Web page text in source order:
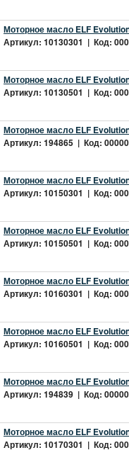
Моторное масло ELF
Артикул: 10130301 | Код:
Моторное масло ELF
Артикул: 10130501 | Код:
Моторное масло ELF
Артикул: 194865 | Код:
Моторное масло ELF
Артикул: 10150301 | Код:
Моторное масло ELF
Артикул: 10150501 | Код:
Моторное масло ELF
Артикул: 10160301 | Код:
Моторное масло ELF
Артикул: 10160501 | Код:
Моторное масло ELF
Артикул: 194839 | Код:
Моторное масло ELF
Артикул: 10170301 | Код: